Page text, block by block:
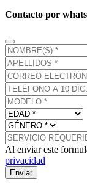
Contacto por
Al enviar este
privacidad
Enviar